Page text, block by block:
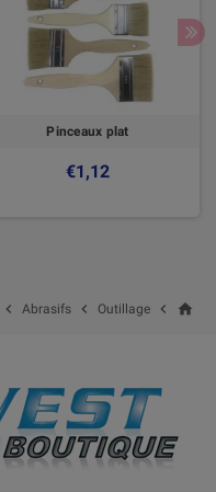
Pinceaux plat
€1,12
home

Outillage

Abrasifs
